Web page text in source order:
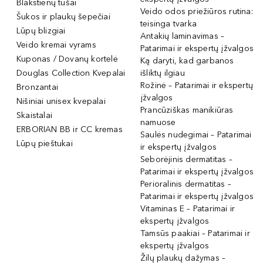
Blakstienų tušai
Šukos ir plaukų šepečiai
Lūpų blizgiai
Veido kremai vyrams
Kuponas / Dovanų kortelė
Douglas Collection Kvepalai
Bronzantai
Nišiniai unisex kvepalai
Skaistalai
ERBORIAN BB ir CC kremas
Lūpų pieštukai
Veido odos priežiūros rutina:
teisinga tvarka
Antakių laminavimas –
Patarimai ir ekspertų įžvalgos
Ką daryti, kad garbanos
išliktų ilgiau
Rožinė – Patarimai ir ekspertų
įžvalgos
Prancūziškas manikiūras
namuose
Saulės nudegimai – Patarimai
ir ekspertų įžvalgos
Seborėjinis dermatitas –
Patarimai ir ekspertų įžvalgos
Perioralinis dermatitas –
Patarimai ir ekspertų įžvalgos
Vitaminas E – Patarimai ir
ekspertų įžvalgos
Tamsūs paakiai – Patarimai ir
ekspertų įžvalgos
Žilų plaukų dažymas –